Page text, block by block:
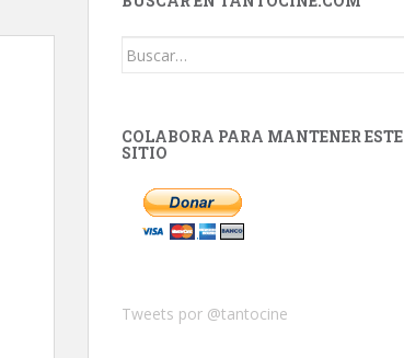
Buscar:
COLABORA PARA MANTENER ESTE
SITIO
Tweets por @tantocine